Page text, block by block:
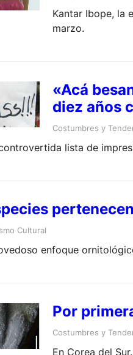
Kantar Ibope, la
marzo.
«Acá
diez años
Costumbres y
lista de
Cultural
enfoque
Por
Costumbres y
En Corea del